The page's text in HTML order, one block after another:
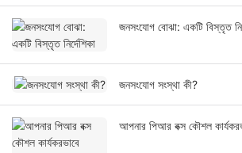
জনসংযোগ বোঝা: একটি বিস্তৃত
জনসংযোগ সংস্থা কী?
আপনার পিআর বক্স কৌশল